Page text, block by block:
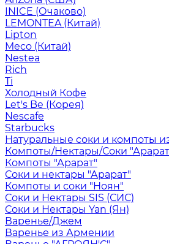
INICE (Очаково)
LEMONTEA (Китай)
Lipton
Meco (Китай)
Nestea
Rich
Ti
Холодный Кофе
Let's Be (Корея)
Nescafe
Starbucks
Натуральные соки и компоты
Компоты/Нектары/Соки
Компоты "Арарат"
Соки и нектары "Арарат"
Компоты и соки "Ноян"
Соки и Нектары SIS (СИС)
Соки и Нектары Yan (Ян)
Варенье/Джем
Варенье из Армении